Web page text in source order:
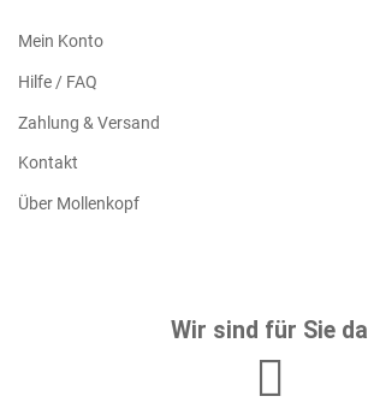
Mein Konto
Hilfe / FAQ
Zahlung & Versand
Kontakt
Über Mollenkopf
Wir sind für Sie da